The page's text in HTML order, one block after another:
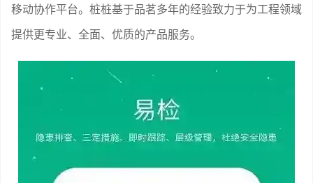
移动协作平台。桩桩基于品茗多年的经验致力于为工程领域
提供更专业、全面、优质的产品服务。